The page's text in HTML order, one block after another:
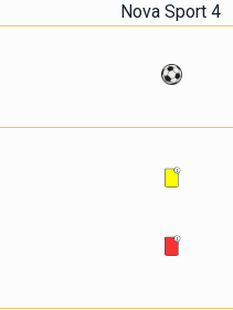
Nova Sport 4